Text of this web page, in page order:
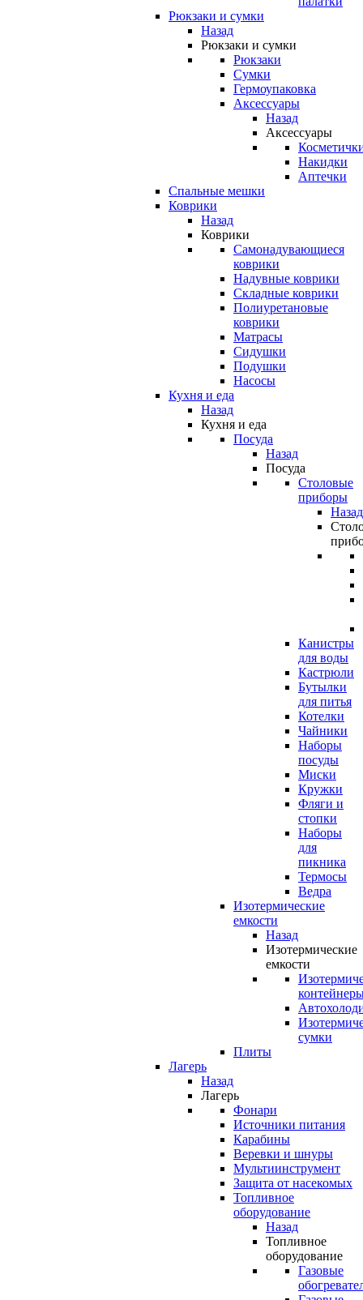
Рюкзаки и сумки
Назад
Рюкзаки и сумки
Рюкзаки
Сумки
Гермоупаковка
Аксессуары
Назад
Аксессуары
Накидки
Аптечки
Спальные мешки
Коврики
Назад
Коврики
Самонадувающиеся
коврики
Надувные коврики
Складные коврики
Полиуретановые
коврики
Матрасы
Сидушки
Подушки
Насосы
Кухня и еда
Назад
Кухня и еда
Посуда
Назад
Посуда
Столовые
приборы
Назад
Канистры
для воды
Кастрюли
Бутылки
для питья
Котелки
Чайники
Наборы
посуды
Миски
Кружки
Фляги и
стопки
Наборы
для
пикника
Термосы
Ведра
Изотермические
емкости
Назад
Изотермические
емкости
сумки
Плиты
Лагерь
Назад
Лагерь
Фонари
Источники питания
Карабины
Веревки и шнуры
Мультиинструмент
Защита от насекомых
Топливное
оборудование
Назад
Топливное
оборудование
Газовые